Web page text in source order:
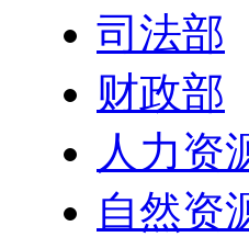
司法部
财政部
人力资
自然资